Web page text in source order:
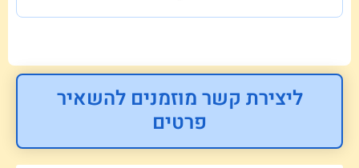
ליצירת קשר מוזמנים להשאיר
פרטים